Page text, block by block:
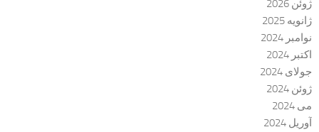
ژوئن 2026
ژانویه 2025
نوامبر 2024
اکتبر 2024
جولای 2024
ژوئن 2024
می 2024
آوریل 2024